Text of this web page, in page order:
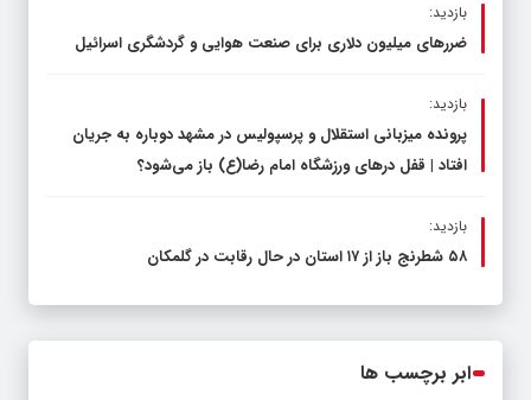
بازدید:
ضررهای میلیون دلاری برای صنعت هوایی و گردشگری اسرائیل
بازدید:
پرونده میزبانی استقلال و پرسپولیس در مشهد دوباره به جریان
افتاد | قفل در‌های ورزشگاه امام رضا(ع) باز می‌شود؟
بازدید:
۵۸ شطرنج‌ باز از ۱۷ استان در حال رقابت در گلمکان
ابر برچسب ها